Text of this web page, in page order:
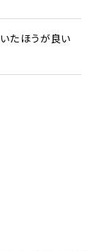
たほうが良い